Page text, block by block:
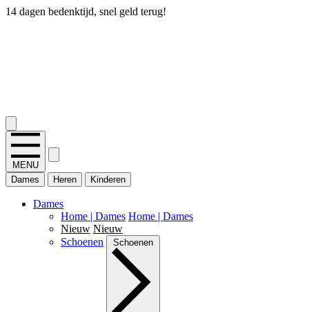
14 dagen bedenktijd, snel geld terug!
MENU
Dames
Heren Kinderen
Dames
Home | Dames Home | Dames
Nieuw Nieuw
Schoenen
Schoenen